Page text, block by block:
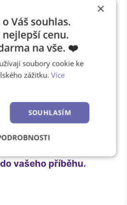
barva
na
fotku
jsoupříliš
aby zůstaly jen v
vzhled a
vašeho příběhu.
×
Váš souhlas.
cenu.
na vše. ❤️
soubory cookie ke
zážitku.Více
SOUHLASÍM
Výkonové
soubory
Soubory
cílení